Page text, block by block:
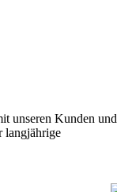
unseren Kunden und
langjährige